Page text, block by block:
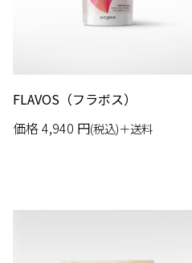
FLAVOS（フラボス）
価格4,940 円(税込)＋送料